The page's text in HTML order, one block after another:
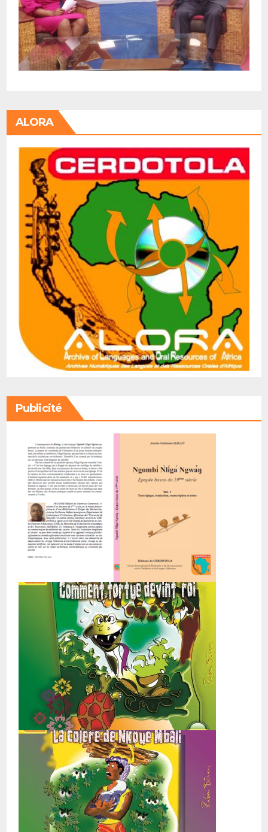
ALORA
Publicité